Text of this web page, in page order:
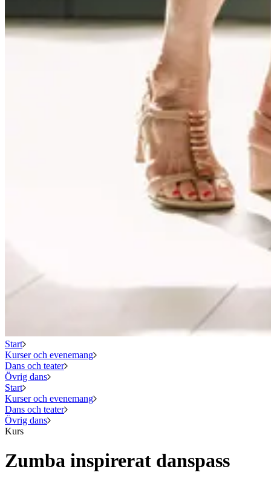
Start
Kurser och evenemang
Dans och teater
Övrig dans
Start
Kurser och evenemang
Dans och teater
Övrig dans
Kurs
Zumba inspirerat danspass